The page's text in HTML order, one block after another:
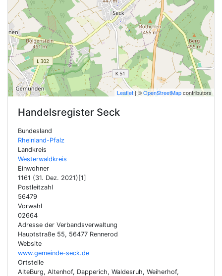
Leaflet | ©OpenStreetMapcontributors
Handelsregister Seck
Bundesland
Rheinland-Pfalz
Landkreis
Westerwaldkreis
Einwohner
1161 (31. Dez. 2021)[1]
Postleitzahl
56479
Vorwahl
02664
Adresse der Verbandsverwaltung
Hauptstraße 55, 56477 Rennerod
Website
www.gemeinde-seck.de
Ortsteile
AlteBurg, Altenhof, Dapperich, Waldesruh, Weiherhof,